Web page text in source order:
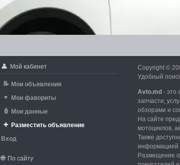
👤 Мой кабинет
📝 Мои объявления
♥
Мои фавориты
👮 Мои данные
➕ Разместить объявление
Вход
🌐 По сайту
Copyright ©
Удобный
Avto.md - это
запчасти,
обзорами и
На сайте
мотоциклов,
Также
информацией
Размещение